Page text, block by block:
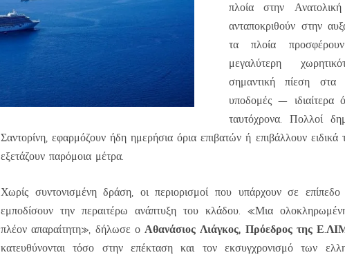
πλοία στην
ανταποκριθούν στην
τα πλοία
μεγαλύτερη
σημαντική πίεση στα
υποδομές — ιδιαίτερα
ταυτόχρονα. Πολλοί
Σαντορίνη, εφαρμόζουν ήδη ημερήσια όρια επιβατών ή επιβάλλουν
εξετάζουν παρόμοια μέτρα.
Χωρίς συντονισμένη δράση, οι περιορισμοί που υπάρχουν σε
εμποδίσουν την περαιτέρω ανάπτυξη του κλάδου. «Μια ολοκληρωμένη
πλέον απαραίτητη», δήλωσε ο Αθανάσιος Λιάγκος, Πρόεδρος της
κατευθύνονται τόσο στην επέκταση και τον εκσυγχρονισμό των